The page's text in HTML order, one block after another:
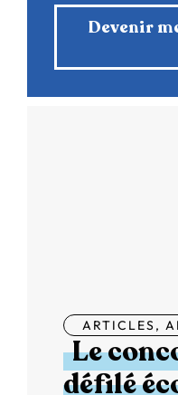
Devenir
ARTICLES,
Le
défilé